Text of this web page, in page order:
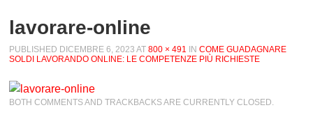
lavorare-online
PUBLISHED DICEMBRE 6, 2023 AT800 × 491 INCOME GUADAGNARE
SOLDI LAVORANDO ONLINE: LE COMPETENZE PIÙ RICHIESTE
BOTH COMMENTS AND TRACKBACKS ARE CURRENTLY CLOSED.